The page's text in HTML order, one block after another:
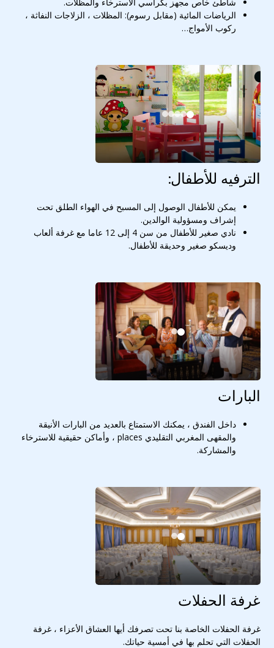
الرياضات المائية (مقابل رسوم): المظلات ، الزلاجات النفاثة ،
ركوب الأمواج…
الترفيه للأطفال:
يمكن للأطفال الوصول إلى المسبح في الهواء الطلق تحت
إشراف ومسؤولية الوالدين.
نادي صغير للأطفال من سن 4 إلى 12 عاما مع غرفة ألعاب
وديسكو صغير وحديقة للأطفال.
البارات
داخل الفندق ، يمكنك الاستمتاع بالعديد من البارات الأنيقة
والمقهى المغربي التقليدي places ، وأماكن حقيقية للاسترخاء
والمشاركة.
غرفة الحفلات
غرفة الحفلات الخاصة بنا تحت تصرفك أيها العشاق الأعزاء ، غرفة
الحفلات التي تحلم بها في أمسية حياتك.